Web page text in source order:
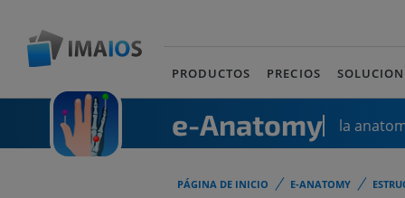
PRODUCTOS PRECIOS
e-Anatomy la
PÁGINA DE INICIO E-ANATOMY